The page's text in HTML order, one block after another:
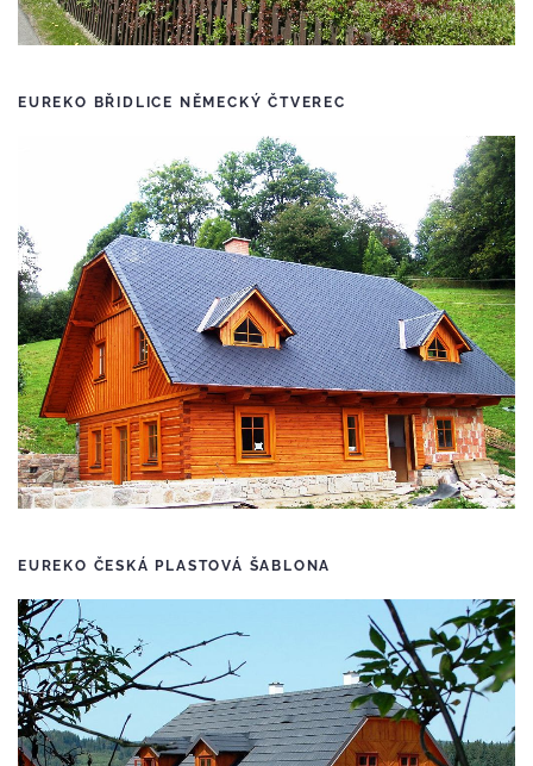
EUREKO BŘIDLICE NĚMECKÝ ČTVEREC
EUREKO ČESKÁ PLASTOVÁ ŠABLONA